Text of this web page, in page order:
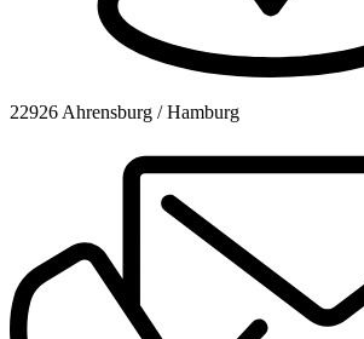
22926 Ahrensburg / Hamburg